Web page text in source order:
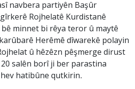
navbera partiyên Başûr
Rojhelatê Kurdistanê
minnet bi rêya teror û maytê
Herêmê dîwarekê polayin
û hêzêzn pêşmerge dirust
salên borî ji ber parastina
hatibûne qutkirin.